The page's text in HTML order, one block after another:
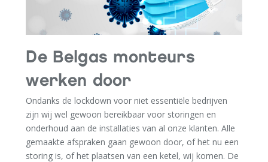
De Belgas monteurs
werken door
Ondanks de lockdown voor niet essentiële bedrijven
zijn wij wel gewoon bereikbaar voor storingen en
onderhoud aan de installaties van al onze klanten. Alle
gemaakte afspraken gaan gewoon door, of het nu een
storing is, of het plaatsen van een ketel, wij komen. De